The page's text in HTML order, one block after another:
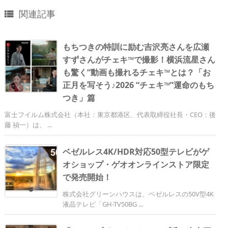
 関連記事
もちつきの特訓に励む吉沢亮さんを広瀬
すずさんがチェキ™で撮影！横浜流星さん
も驚く“動画も撮れるチェキ™とは？「お
正月を写そう♪2026 “チェキ™”運命のもち
つき」篇
富士フイルム株式会社（本社：東京都港区、代表取締役社長・CEO：後
藤 禎一）は、 ...
ベゼルレス4K/HDR対応50型テレビがゲ
オショップ・ゲオオンラインストア限定
で発売開始！
株式会社グリーンハウスは、ベゼルレスの50V型4K
液晶テレビ「GH-TV50BG ...